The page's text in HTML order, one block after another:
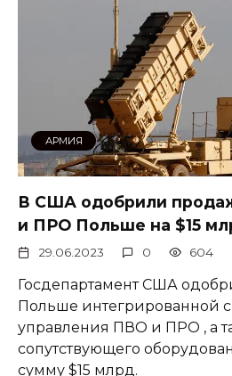
АРМИЯ
В США одобрили
и ПРО Польше на $15
29.06.2023 0 604
Госдепартамент США
Польше интегрированной
управления ПВО и ПРО , а
сопутствующего
сумму $15 млрд.